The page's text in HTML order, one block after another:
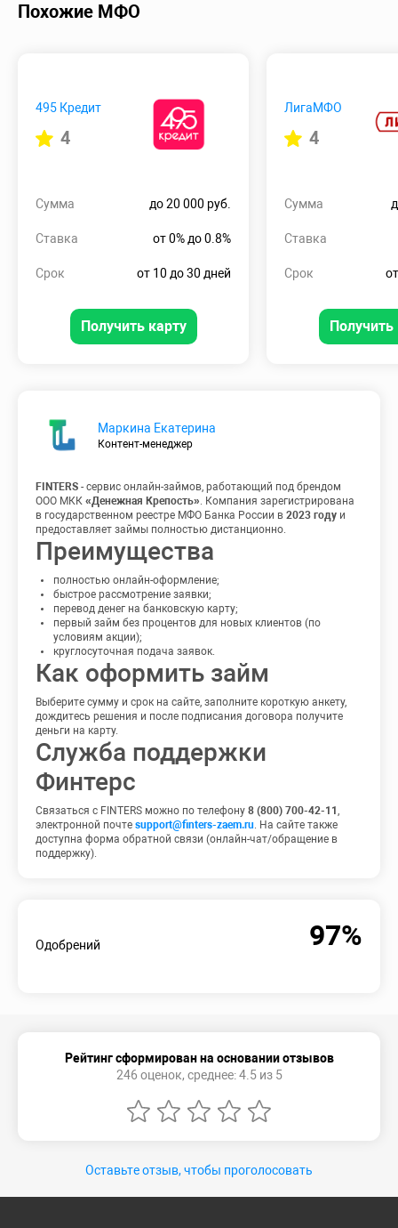
Похожие МФО
495 Кредит
4
Сумма до 20 000 руб.
Ставка от 0% до 0.8%
Срок от 10 до 30 дней
Получить карту
ЛигаМФО
4
Сумма
Ставка
Срок
Получить
Маркина Екатерина
Контент-менеджер
FINTERS - сервис онлайн-займов, работающий под брендом
ООО МКК «Денежная Крепость». Компания зарегистрирована
в государственном реестре МФО Банка России в 2023 году и
предоставляет займы полностью дистанционно.
Преимущества
полностью онлайн-оформление;
быстрое рассмотрение заявки;
перевод денег на банковскую карту;
первый займ без процентов для новых клиентов (по
условиям акции);
круглосуточная подача заявок.
Как оформить займ
Выберите сумму и срок на сайте, заполните короткую анкету,
дождитесь решения и после подписания договора получите
деньги на карту.
Служба поддержки
Финтерс
Связаться с FINTERS можно по телефону 8 (800) 700-42-11 ,
электронной почте support@finters-zaem.ru. На сайте также
доступна форма обратной связи (онлайн-чат/обращение в
поддержку).
Одобрений 97%
Рейтинг сформирован на основании отзывов
246 оценок, среднее: 4.5 из 5
Оставьте отзыв, чтобы проголосовать